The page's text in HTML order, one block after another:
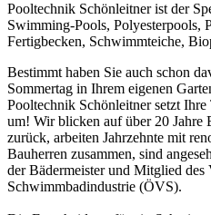
Pooltechnik Schönleitner ist der
Swimming-Pools, Polyesterpools,
Fertigbecken, Schwimmteiche,
Bestimmt haben Sie auch schon
Sommertag in Ihrem eigenen
Pooltechnik Schönleitner setzt
um! Wir blicken auf über 20 Jahre
zurück, arbeiten Jahrzehnte mit
Bauherren zusammen, sind
der Bädermeister und Mitglied des
Schwimmbadindustrie (ÖVS).